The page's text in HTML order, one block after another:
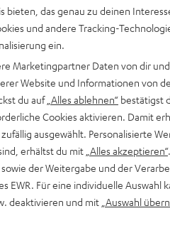
beraten dich auch persönlich am
Hier Termin buchen
bieten, das genau zu deinen
und andere Tracking-
ein.
Marketingpartner Daten von dir
Website und Informationen von
du auf „Alles ablehnen“ bestätigst
Cookies aktivieren. Damit
ausgewählt. Personalisierte
erhältst du mit „Alles akzeptieren“
der Weitergabe und der
EWR. Für eine individuelle Auswahl
deaktivieren und mit „Auswahl